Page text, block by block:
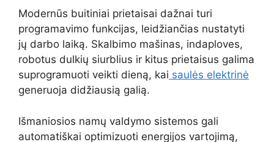
Modernūs buitiniai prietaisai dažnai turi
programavimo funkcijas, leidžiančias nustatyti
jų darbo laiką. Skalbimo mašinas, indaploves,
robotus dulkių siurblius ir kitus prietaisus galima
suprogramuoti veikti dieną, kai saulės elektrinė
generuoja didžiausią galią.
Išmaniosios namų valdymo sistemos gali
automatiškai optimizuoti energijos vartojimą,